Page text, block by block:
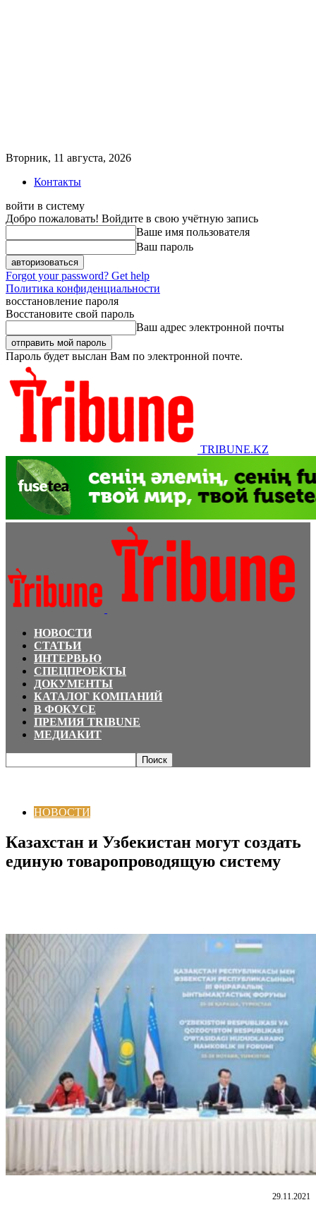
Вторник, 11 августа, 2026
Контакты
войти в систему
Добро пожаловать! Войдите в свою учётную запись
Ваше имя пользователя
Ваш пароль
Forgot your password? Get help
Политика конфиденциальности
восстановление пароля
Восстановите свой пароль
Ваш адрес электронной почты
Пароль будет выслан Вам по электронной почте.
TRIBUNE.KZ
НОВОСТИ
СТАТЬИ
ИНТЕРВЬЮ
СПЕЦПРОЕКТЫ
ДОКУМЕНТЫ
КАТАЛОГ КОМПАНИЙ
В ФОКУСЕ
ПРЕМИЯ TRIBUNE
МЕДИАКИТ
НОВОСТИ
Казахстан и Узбекистан могут создать
единую товаропроводящую систему
29.11.2021